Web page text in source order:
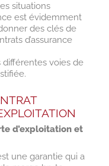
situations
est évidemment
des clés de
d’assurance
voies de
d’exploitation et
une garantie qui a